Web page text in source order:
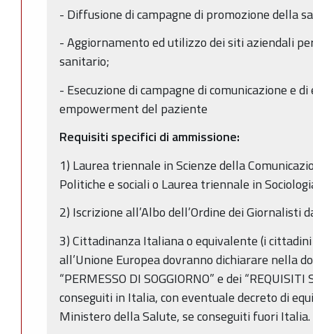
- Diffusione di campagne di promozione della
- Aggiornamento ed utilizzo dei siti aziendali
sanitario;
- Esecuzione di campagne di comunicazione e
empowerment del paziente
Requisiti specifici di ammissione:
1) Laurea triennale in Scienze della
Politiche e sociali o Laurea triennale in
2) Iscrizione all’Albo dell’Ordine dei Giornalisti
3) Cittadinanza Italiana o equivalente (i
all’Unione Europea dovranno dichiarare nella
“PERMESSO DI SOGGIORNO” e dei
conseguiti in Italia, con eventuale decreto di
Ministero della Salute, se conseguiti fuori Italia.